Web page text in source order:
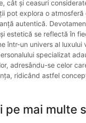
cât și ceasuri
pot explora o
autentică.
estetică se reflectă în
într-un univers al luxului
specializat
adresându-se celor
ridicând astfel
pe mai multe